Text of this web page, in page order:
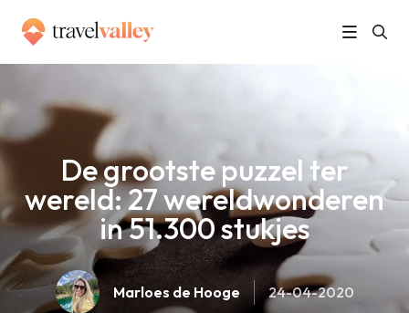
Home
De grootste puzzel ter
wereld: 27 wereldwonderen
in 51.300 stukjes
Marloes de Hooge 24-04-2020